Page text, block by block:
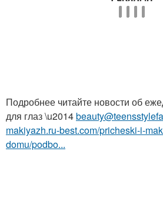
Подробнее читайте новости об
для глаз \u2014
makiyazh.ru-best.com/pricheski-i-
domu/podbo...